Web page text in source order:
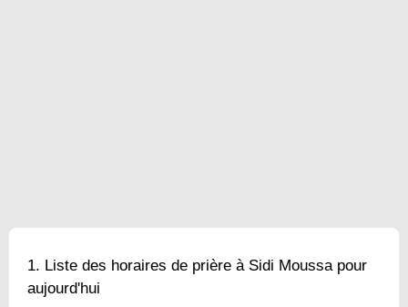
Liste des horaires de prière à Sidi Moussa pour
aujourd'hui